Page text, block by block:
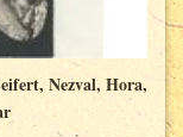
Nezval, Hora,